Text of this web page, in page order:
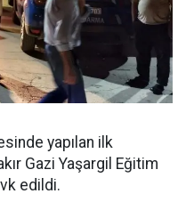
yapılan ilk
Gazi Yaşargil Eğitim
edildi.